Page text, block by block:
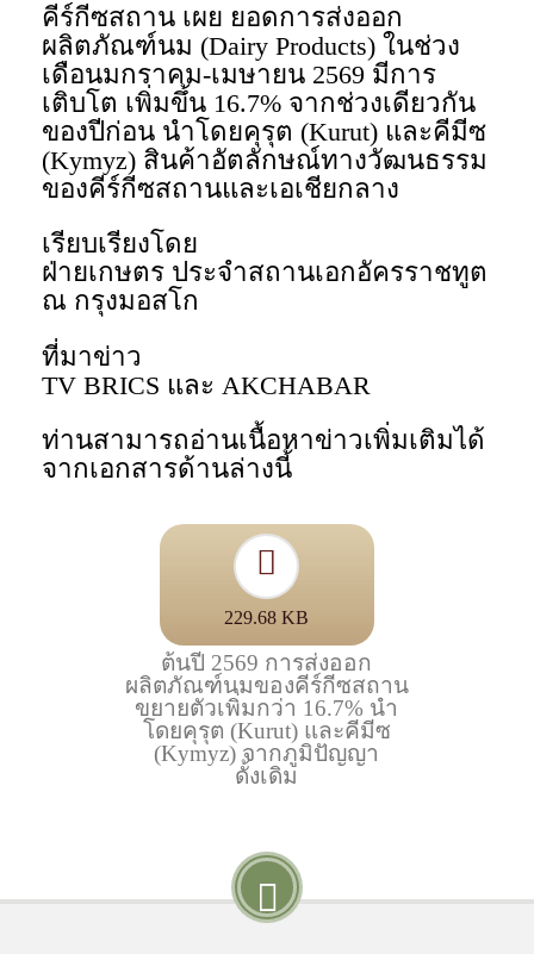
คีร์กีซสถาน เผย ยอดการส่งออก
ผลิตภัณฑ์นม (Dairy Products) ในช่วง
เดือนมกราคม-เมษายน 2569 มีการ
เติบโต เพิ่มขึ้น 16.7% จากช่วงเดียวกัน
ของปีก่อน นำโดยคุรุต (Kurut) และคีมีซ
(Kymyz) สินค้าอัตลักษณ์ทางวัฒนธรรม
ของคีร์กีซสถานและเอเชียกลาง
เรียบเรียงโดย
ฝ่ายเกษตร ประจำสถานเอกอัครราชทูต
ณ กรุงมอสโก
ที่มาข่าว
TV BRICS และ AKCHABAR
ท่านสามารถอ่านเนื้อหาข่าวเพิ่มเติมได้
จากเอกสารด้านล่างนี้
229.68 KB
ต้นปี 2569 การส่งออก
ผลิตภัณฑ์นมของคีร์กีซสถาน
ขยายตัวเพิ่มกว่า 16.7% นำ
โดยคุรุต (Kurut) และคีมีซ
(Kymyz) จากภูมิปัญญา
ดั้งเดิม